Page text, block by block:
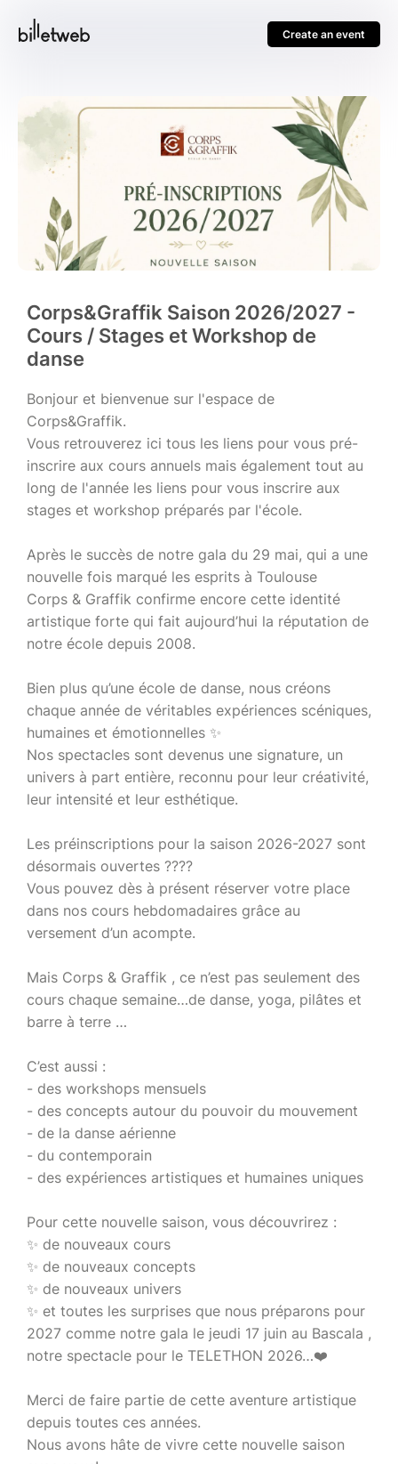
Create an event
Corps&Graffik Saison 2026/2027 -
Cours / Stages et Workshop de
danse
Bonjour et bienvenue sur l'espace de
Corps&Graffik.
Vous retrouverez ici tous les liens pour vous pré-
inscrire aux cours annuels mais également tout au
long de l'année les liens pour vous inscrire aux
stages et workshop préparés par l'école.
Après le succès de notre gala du 29 mai, qui a une
nouvelle fois marqué les esprits à Toulouse
Corps & Graffik confirme encore cette identité
artistique forte qui fait aujourd’hui la réputation de
notre école depuis 2008.
Bien plus qu’une école de danse, nous créons
chaque année de véritables expériences scéniques,
humaines et émotionnelles ✨
Nos spectacles sont devenus une signature, un
univers à part entière, reconnu pour leur créativité,
leur intensité et leur esthétique.
Les préinscriptions pour la saison 2026-2027 sont
désormais ouvertes ????
Vous pouvez dès à présent réserver votre place
dans nos cours hebdomadaires grâce au
versement d’un acompte.
Mais Corps & Graffik , ce n’est pas seulement des
cours chaque semaine…de danse, yoga, pilâtes et
barre à terre …
C’est aussi :
- des workshops mensuels
- des concepts autour du pouvoir du mouvement
- de la danse aérienne
- du contemporain
- des expériences artistiques et humaines uniques
Pour cette nouvelle saison, vous découvrirez :
✨ de nouveaux cours
✨ de nouveaux concepts
✨ de nouveaux univers
✨ et toutes les surprises que nous préparons pour
2027 comme notre gala le jeudi 17 juin au Bascala ,
notre spectacle pour le TELETHON 2026…❤️
Merci de faire partie de cette aventure artistique
depuis toutes ces années.
Nous avons hâte de vivre cette nouvelle saison